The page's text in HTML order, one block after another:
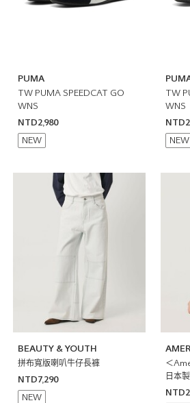
PUMA
TW PUMA SPEEDCAT GO
WNS
NTD2,980
NEW
TW
WNS
NEW
BEAUTY & YOUTH
拼布寬版喇叭牛仔長褲
NTD7,290
NEW
＜
日本製